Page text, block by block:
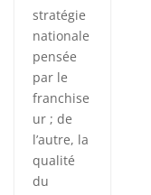
stratégie
nationale
pensée
par le
franchise
ur ; de
l’autre, la
qualité
du